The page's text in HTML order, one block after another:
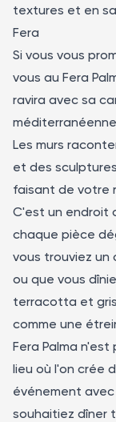
textures et en
Fera
Si vous vous
vous au Fera
ravira avec sa
Les murs
et des
faisant de votre
C'est un endroit
chaque pièce
vous trouviez un
ou que vous
terracotta et
comme une
Fera Palma
lieu où l'on crée
événement
souhaitiez dîner